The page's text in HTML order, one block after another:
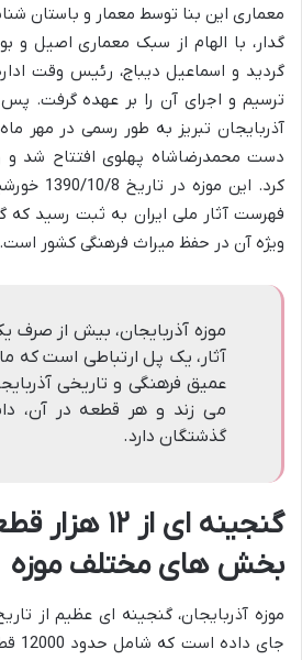
معماری این بنا توسط معمار و باستان
گدار، با الهام از سبک معماری اصیل و
گردید و اسماعیل دیباج، رئیس وقت
ترسیم و اجرای آن را بر عهده گرفت.
دست محمدرضاشاه پهلوی افتتاح شد و
فهرست آثار ملی ایران به ثبت رسید که
ویژه آن در حفظ میراث فرهنگی کشور است.
موزه آذربایجان، بیش از صرف
آثار، یک پل ارتباطی است که
عمیق فرهنگی و تاریخی
می زند و هر قطعه در آن،
گذشتگان دارد.
گنجینه ای از
بخش های مختلف موزه
موزه آذربایجان، گنجینه ای عظیم از